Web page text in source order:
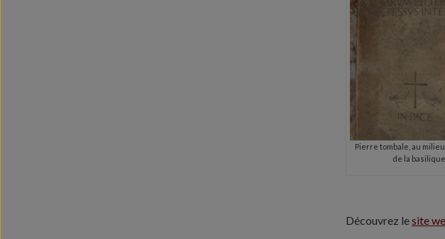
Pierre tombale, au
de la basilique.
Découvrez lesite